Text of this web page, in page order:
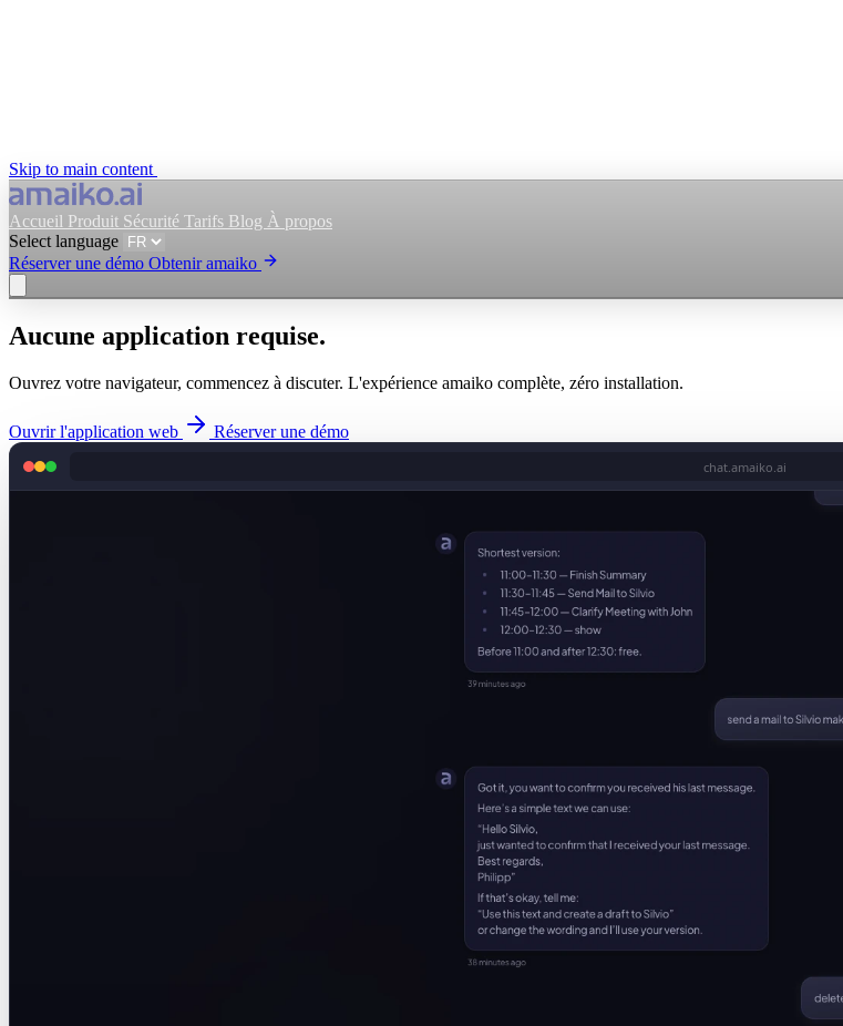
Skip to main content
Accueil Produit Sécurité Tarifs Blog À propos
Select language
Réserver une démo Obtenir amaiko
Obtenir amaiko Réserver une démo
Aucune application requise.
Ouvrez votre navigateur, commencez à discuter. L'expérience amaiko complète, zéro installation.
Ouvrir l'application web Réserver une démo
chat.amaiko.ai